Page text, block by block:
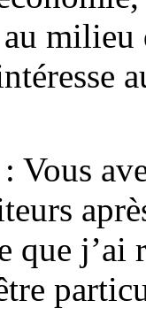
milieu
: Vous
que j’ai